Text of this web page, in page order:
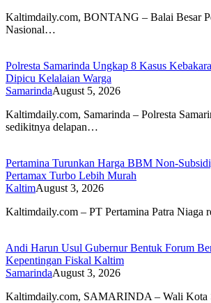
Kaltimdaily.com, BONTANG – Balai Besar
Nasional…
Polresta Samarinda Ungkap 8 Kasus
Dipicu Kelalaian Warga
SamarindaAugust 5, 2026
Kaltimdaily.com, Samarinda – Polresta
sedikitnya delapan…
Pertamina Turunkan Harga BBM Non-
Pertamax Turbo Lebih Murah
KaltimAugust 3, 2026
Kaltimdaily.com – PT Pertamina Patra Niaga
Andi Harun Usul Gubernur Bentuk Forum
Kepentingan Fiskal Kaltim
SamarindaAugust 3, 2026
Kaltimdaily.com, SAMARINDA – Wali Kota